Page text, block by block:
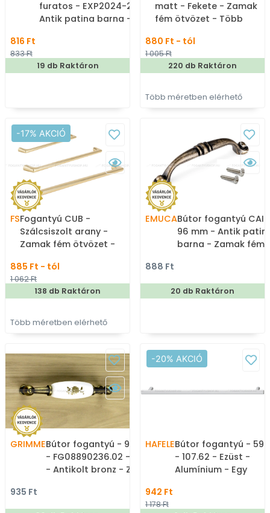
furatos - EXP2024-25D1 -
Antik patina barna -
gombfogantyú
(szögletes, kerek)
816 Ft
833 Ft
19 db Raktáron
matt - Fekete - Zamak
fém ötvözet - Több
színes fém
bútorfogantyú
880 Ft - tól
1 005 Ft
220 db Raktáron
Több méretben elérhető
-17% AKCIÓ
FSFogantyú CUB -
Szálcsiszolt arany -
Zamak fém ötvözet -
színes fém
bútorfogantyú
885 Ft - tól
1 062 Ft
138 db Raktáron
Több méretben elérhető
EMUCABútor fogantyú
96 mm - Antik
barna - Zamak fém
bútorfogantyú
888 Ft
20 db Raktáron
GRIMMEBútor fogantyú - 96 mm
- FG08890236.02 - Fehér
- Antikolt bronz - Zamak
Porcelánnal kombinált
antikolt fém
935 Ft
-20% AKCIÓ
HAFELEBútor fogantyú -
- 107.62 - Ezüst -
Alumínium - Egy
942 Ft
1 178 Ft